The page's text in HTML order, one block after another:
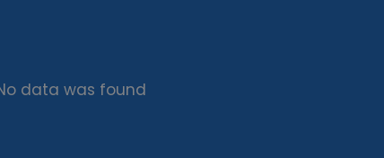
data was found